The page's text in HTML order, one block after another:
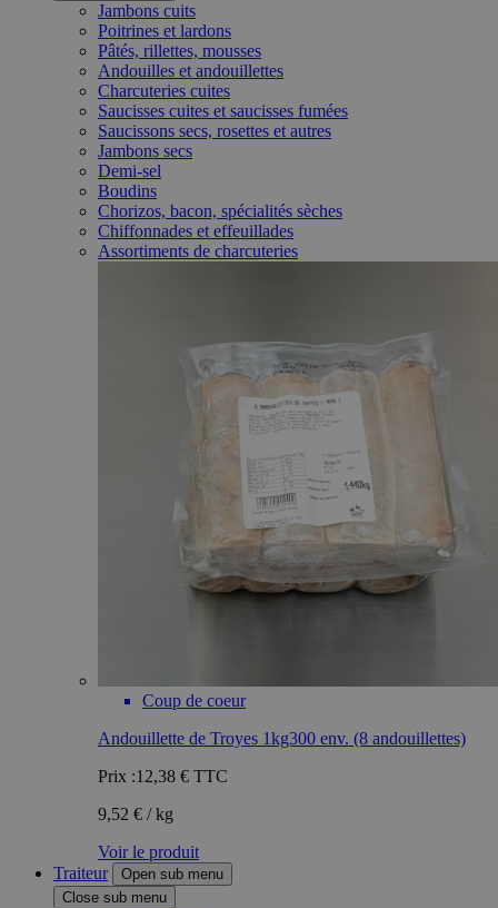
Jambons cuits
Poitrines et lardons
Pâtés, rillettes, mousses
Andouilles et andouillettes
Charcuteries cuites
Saucisses cuites et saucisses fumées
Saucissons secs, rosettes et autres
Jambons secs
Demi-sel
Boudins
Chorizos, bacon, spécialités sèches
Chiffonnades et effeuillades
Assortiments de charcuteries
Coup de coeur
Andouillette de Troyes 1kg300 env. (8 andouillettes)
Prix :12,38 € TTC
9,52 € / kg
Voir le produit
Traiteur
Open sub menu
Close sub menu